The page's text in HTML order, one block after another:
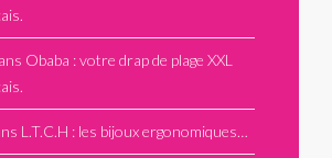
Obaba : votre drap de plage XXL
L.T.C.H : les bijoux ergonomiques…